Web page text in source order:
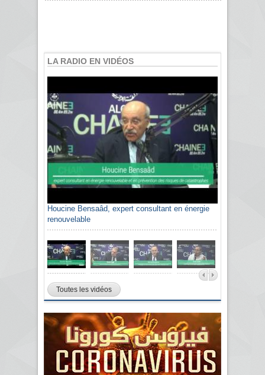
LA RADIO EN VIDÉOS
Houcine Bensaâd, expert consultant en énergie
renouvelable
Toutes les vidéos